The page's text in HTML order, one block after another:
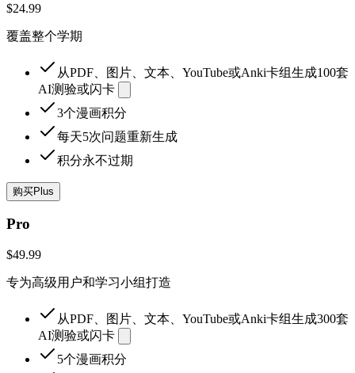
$24.99
覆盖整个学期
从PDF、图片、文本、YouTube或Anki卡组生成100套
AI测验或闪卡
3个漫画积分
每天5次问题重新生成
积分永不过期
购买Plus
Pro
$49.99
专为高级用户和学习小组打造
从PDF、图片、文本、YouTube或Anki卡组生成300套
AI测验或闪卡
5个漫画积分